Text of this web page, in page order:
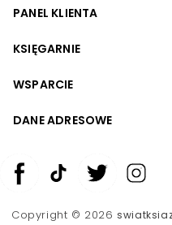
PANEL KLIENTA
KSIĘGARNIE
WSPARCIE
DANE ADRESOWE
Copyright © 2026
Zwiększ rozmiar czcionki